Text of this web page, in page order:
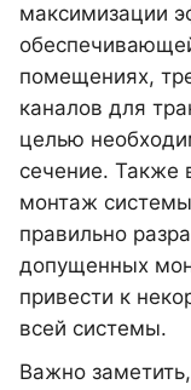
максимизации
помещениях,
каналов для
целью
сечение. Также
монтаж
правильно
допущенных
привести к
всей системы.
Важно